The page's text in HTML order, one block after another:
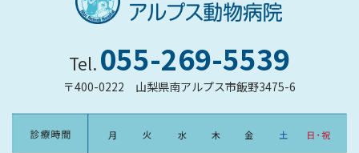
Tel. 055-269-5539
〒400-0222 山梨県南アルプス市飯野3475-6